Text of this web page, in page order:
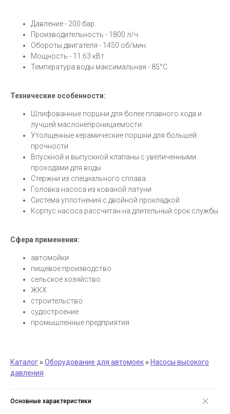
Давление - 200 бар.
Производительность - 1800 л/ч.
Обороты двигателя - 1450 об/мин.
Мощность - 11.63 кВт.
Температура воды максимальная - 85°С.
Технические особенности:
Шлифованные поршни для более плавного хода и
лучшей маслонепроницаемости.
Утолщенные керамические поршни для большей
прочности
Впускной и выпускной клапаны с увеличенными
проходами для воды
Стержни из специального сплава
Головка насоса из кованой латуни
Система уплотнения с двойной прокладкой
Корпус насоса рассчитан на длительный срок службы
Сфера применения:
автомойки
пищевое производство
сельское хозяйство
ЖКХ
строительство
судостроение
промышленные предприятия
Каталог»Оборудование для автомоек» Насосы высокого
давления
Основные характеристики